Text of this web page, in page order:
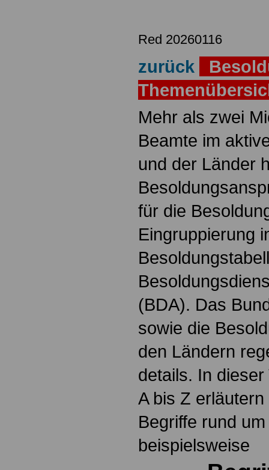
Red 20260116
zurück
Mehr als zwei
Beamte im
und der Länder
für die
Eingruppierung
(BDA). Das
sowie die
den Ländern
details. In
A bis Z
Begriffe rund
beispielsweise